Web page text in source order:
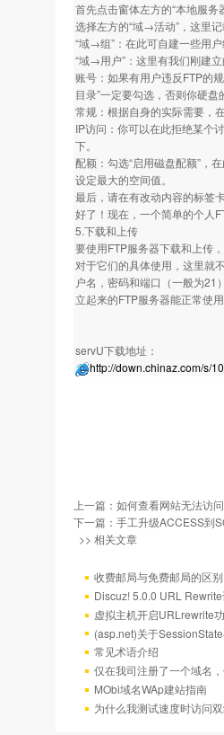
首先点击窗体左方的“本地服务
选择左方的“域→活动”，这里
“域→组”：在此可自建一些用
“域→用户”：这里有我们刚建
账号：如果有用户违反FTP的
目录”一定要勾选，否则你硬
常规：根据自身的实际需要，
IP访问：你可以在此拒绝某个
下。
配额：勾选“启用磁盘配额”，
设定最大的空间值。
最后，请在有改动内容的标签
好了！现在，一个简单的个人
5.下载和上传
要使用FTP服务器下载和上传
对于它们的具体使用，这里就
户名，密码和端口（一般为
立起来的FTP服务器能正常使
servU下载地址：
http://down.chinaz.com/s/
上一篇： 如何查看网站无法访
下一篇： 手工升级ACCESS到
>> 相关文章
收费邮局与免费邮局的区别
Discuz! 5.0.0 URL
虚拟主机开启URLrewrite
(asp.net)关于
常见术语介绍
仅在我司注册了一个域名
MObi域名WAp建站指南
为什么我测试速度时访问